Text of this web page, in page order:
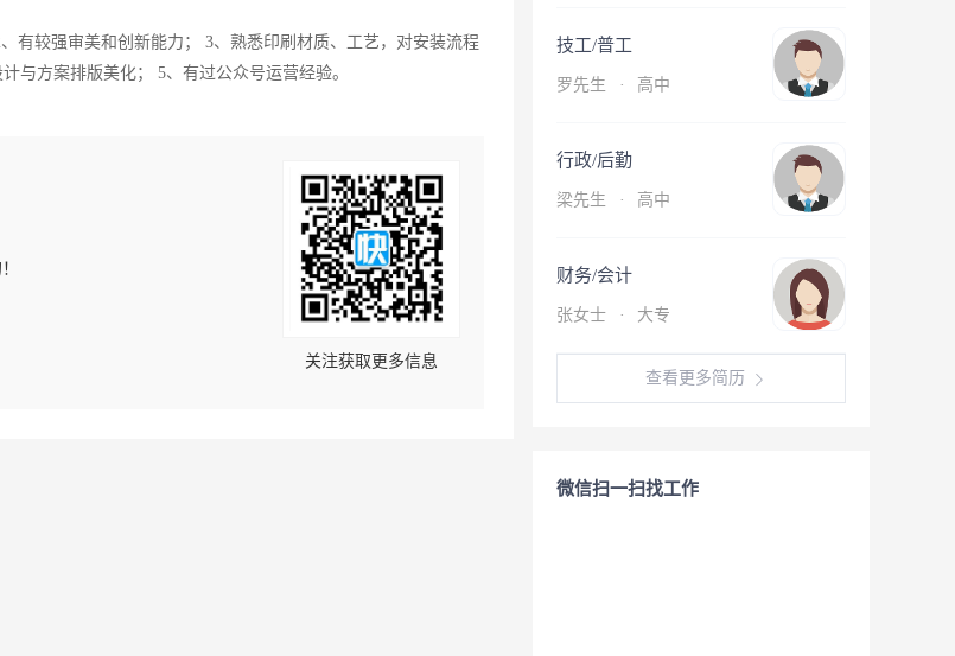
有较强审美和创新能力； 3、熟悉印刷材质、工艺，对安装流程
与方案排版美化； 5、有过公众号运营经验。
关注获取更多信息
技工/普工
罗先生 · 高中
行政/后勤
梁先生 · 高中
财务/会计
张女士 · 大专
查看更多简历
微信扫一扫找工作